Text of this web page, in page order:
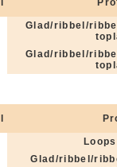
Glad/ribbel/
Glad/ribbel/
Glad/ribbel/